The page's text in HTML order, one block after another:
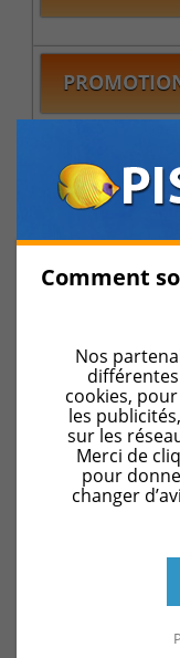
Pièces
Les couvercles
cette rubrique :
Comment
Nos
cookies,
les
sur les
Merci de
pour
changer